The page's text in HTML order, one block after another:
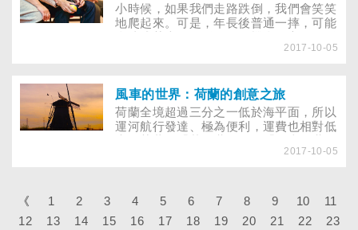
小時候，如果我們走路跌倒，我們會笑笑
地爬起來。可是，年長後普通一摔，可能
而不敢走路。長者們因為各種可能會因為
暈眩而摔倒，不論是身體或者心理都可能
帶來相當嚴重的影響。到底如何幫助長者
傷後的治療呢？
2017-10-05
風車的世界：荷蘭的創意之旅
荷蘭全境超過三分之一低於海平面，所以
運河航行發達、極為便利，運費也相對低
界」，也是「風車的世界」，每年有上千
2017-10-05
《 1 2 3 4 5 6 7 8 9 10
11
12
13 14 15 16 17 18 19 20 21 22
23